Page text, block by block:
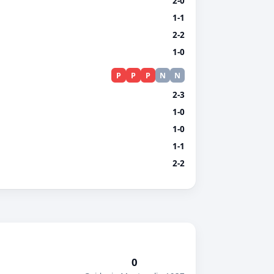
1-1
2-2
1-0
P P P N N
2-3
1-0
1-0
1-1
2-2
0